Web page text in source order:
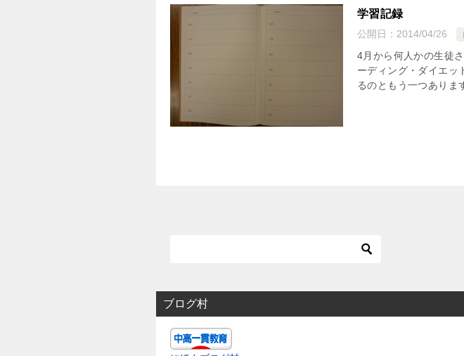
学習記録
公開日： 2014/04/26
4月から何人かの生徒
ーディング・ダイエッ
るのともう一つあり
ブログ村